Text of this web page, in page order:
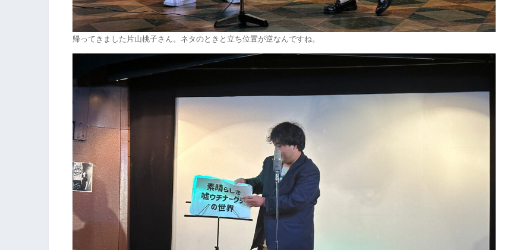
帰ってきました片山桃子さん。ネタのときと立ち位置が逆なんですね。